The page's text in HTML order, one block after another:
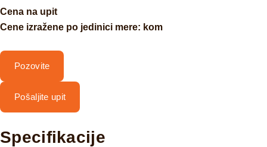
Cena na upit
Cene izražene po jedinici mere: kom
Pozovite
Pošaljite upit
Specifikacije